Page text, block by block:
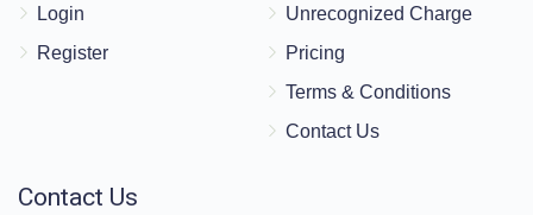
Login
Register
Unrecognized Charge
Pricing
Terms & Conditions
Contact Us
Contact Us